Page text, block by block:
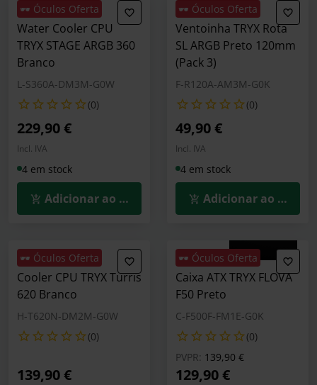
🕶️ Óculos Oferta
Water Cooler CPU
TRYX STAGE ARGB 360
Branco
L-S360A-DM3M-G0W
(0)
229,90 €
Incl. IVA
4 em stock
Adicionar ao Carrinho
🕶️ Óculos Oferta
Ventoinha TRYX Rota
SL ARGB Preto 120mm
(Pack 3)
F-R120A-AM3M-G0K
(0)
49,90 €
Incl. IVA
4 em stock
Adicionar ao
🕶️ Óculos Oferta
Cooler CPU TRYX Turris
620 Branco
H-T620N-DM2M-G0W
(0)
139,90 €
🕶️ Óculos Oferta
Caixa ATX TRYX FLOVA
F50 Preto
C-F500F-FM1E-G0K
(0)
PVPR: Preço reduzido de
139,90 €para
129,90 €